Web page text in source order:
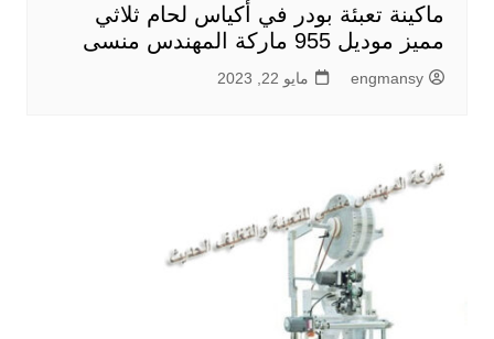
ماكينة تعبئة بودر في أكياس لحام ثلاثي
مميز موديل 955 ماركة المهندس منسى
engmansy مايو 22, 2023